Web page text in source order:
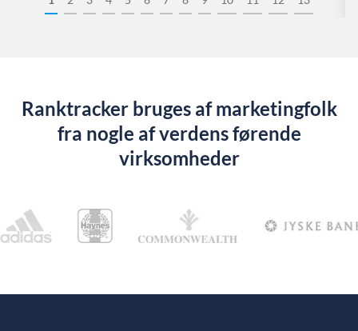
Ranktracker bruges af marketingfolk
fra nogle af verdens førende
virksomheder